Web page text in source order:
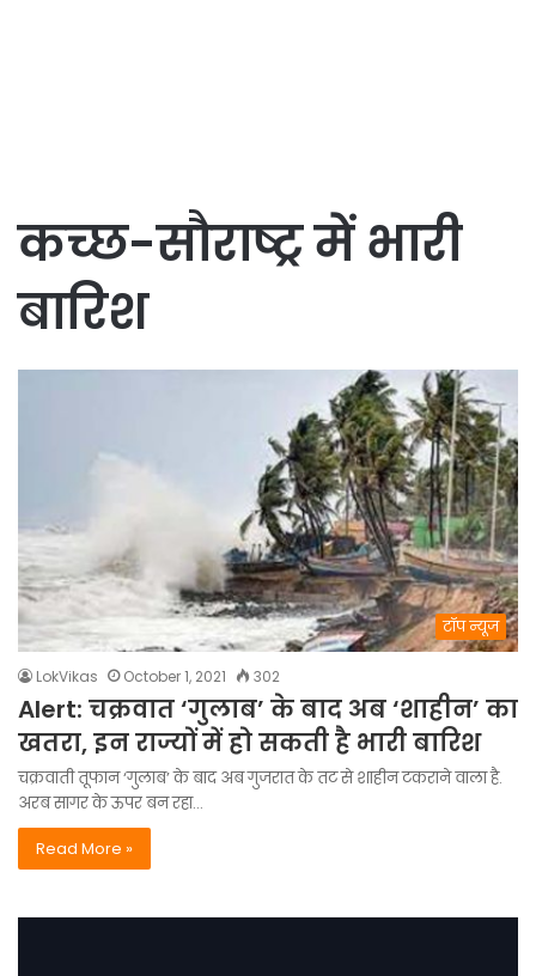
कच्छ-सौराष्ट्र में भारी
बारिश
टॉप न्यूज
LokVikas October 1, 2021 302
Alert: चक्रवात ‘गुलाब’ के बाद अब ‘शाहीन’ का
खतरा, इन राज्यों में हो सकती है भारी बारिश
चक्रवाती तूफान ‘गुलाब’ के बाद अब गुजरात के तट से शाहीन टकराने वाला है.
अरब सागर के ऊपर बन रहा…
Read More »